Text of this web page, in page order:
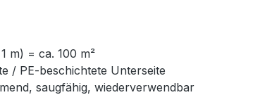
m) = ca. 100 m²
/ PE-beschichtete Unterseite
saugfähig, wiederverwendbar